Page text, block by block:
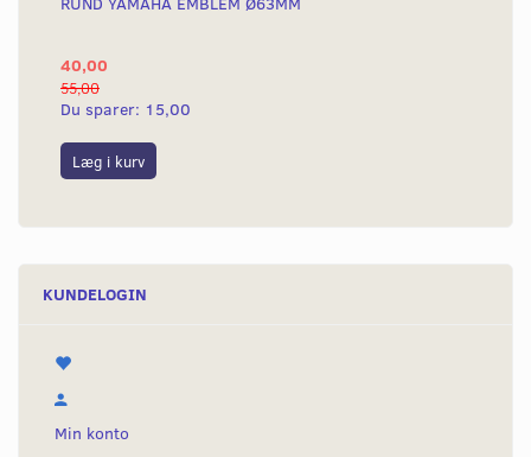
40,00
55,00
Du sparer: 15,00
Læg i kurv
KUNDELOGIN
Min konto